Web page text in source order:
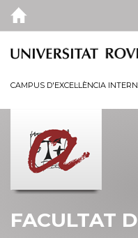
LA FACULTAT
Administració
ESTUDIS
CAMPUS D'EXCEL·LÈNCIA
FACULTAT